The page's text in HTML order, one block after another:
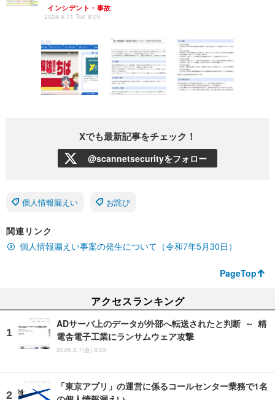
インシデント・事故
2024.6.11 Tue 8:05
Xでも最新記事をチェック！
@scannetsecurityをフォロー
個人情報漏えい お詫び
関連リンク
個人情報漏えい事案の発生について（令和7年5月30日）
PageTop
アクセスランキング
ADサーバ上のデータが外部へ転送されたと判断 ～ 精
電舎電子工業にランサムウェア攻撃
2026.8.7(金) 8:05
「東京アプリ」の運営に係るコールセンター業務で1名